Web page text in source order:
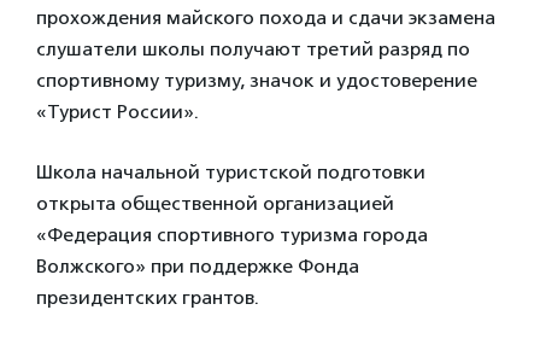
прохождения майского похода и сдачи экзамена
слушатели школы получают третий разряд по
спортивному туризму, значок и удостоверение
«Турист России».
Школа начальной туристской подготовки
открыта общественной организацией
«Федерация спортивного туризма города
Волжского» при поддержке Фонда
президентских грантов.